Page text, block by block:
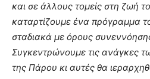
και σε άλλους τομείς στη ζωή
καταρτίζουμε ένα πρόγραμμα
σταδιακά με όρους
Συγκεντρώνουμε τις ανάγκες
της Πάρου κι αυτές θα